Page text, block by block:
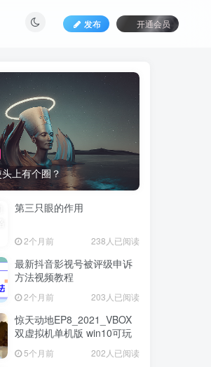
发布 开通会员
上有个圈？
第三只眼的作用
2个月前 238人已阅读
最新抖音影视号被评级申诉
方法视频教程
2个月前 203人已阅读
惊天动地EP8_2021_VBOX
双虚拟机单机版 win10可玩
5个月前 202人已阅读